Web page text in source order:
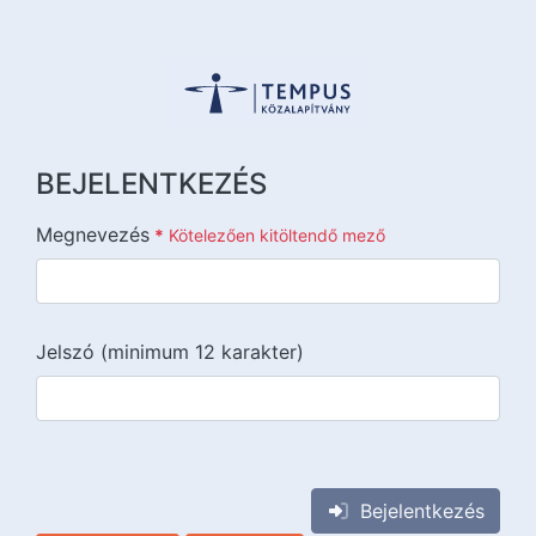
BEJELENTKEZÉS
Megnevezés * Kötelezően kitöltendő mező
Jelszó (minimum 12 karakter)
Bejelentkezés